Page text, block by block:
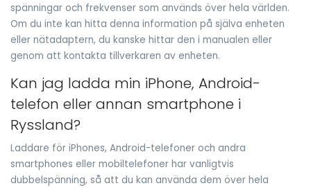
spänningar och frekvenser som används över hela världen.
Om du inte kan hitta denna information på själva enheten
eller nätadaptern, du kanske hittar den i manualen eller
genom att kontakta tillverkaren av enheten.
Kan jag ladda min iPhone, Android-
telefon eller annan smartphone i
Ryssland?
Laddare för iPhones, Android-telefoner och andra
smartphones eller mobiltelefoner har vanligtvis
dubbelspänning, så att du kan använda dem över hela